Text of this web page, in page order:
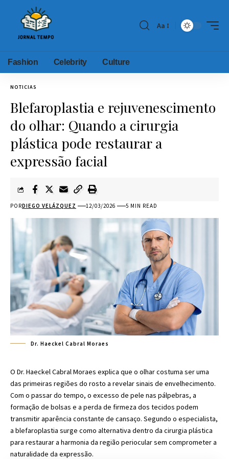
Aa
Fashion Celebrity Culture
NOTICIAS
Blefaroplastia e rejuvenescimento
do olhar: Quando a cirurgia
plástica pode restaurar a
expressão facial
PORDIEGO VELÁZQUEZ 12/03/2026 5 MIN READ
Dr. Haeckel Cabral Moraes
O Dr. Haeckel Cabral Moraes explica que o olhar costuma ser uma
das primeiras regiões do rosto a revelar sinais de envelhecimento.
Com o passar do tempo, o excesso de pele nas pálpebras, a
formação de bolsas e a perda de firmeza dos tecidos podem
transmitir aparência constante de cansaço. Segundo o especialista,
a blefaroplastia surge como alternativa dentro da cirurgia plástica
para restaurar a harmonia da região periocular sem comprometer a
naturalidade da expressão.